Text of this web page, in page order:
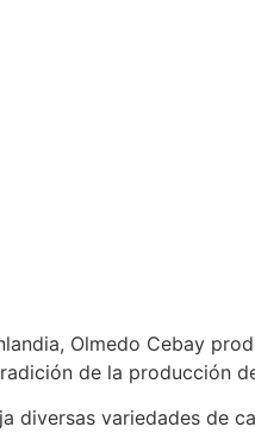
Olmedo Cebay
de la producción
diversas variedades de